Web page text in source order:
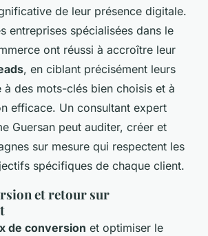
de leur présence digitale.
entreprises spécialisées dans le
ont réussi à accroître leur
, en ciblant précisément leurs
à des mots-clés bien choisis et à
efficace. Un consultant expert
Guersan peut auditer, créer et
sur mesure qui respectent les
spécifiques de chaque client.
et retour sur
de conversion et optimiser le